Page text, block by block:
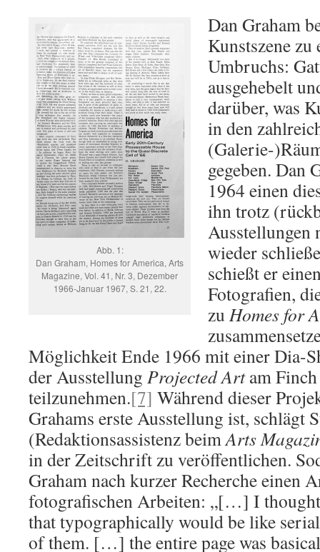
Abb. 1:
Dan Graham, Homes for America, Arts
Magazine, Vol. 41, Nr. 3, Dezember
1966-Januar 1967, S. 21, 22.
Dan Graham
Kunstszene
Umbruchs:
ausgehebelt
darüber, was
in den
(Galerie-
gegeben. Dan
1964 einen
ihn trotz
Ausstellungen
wieder
schießt er
Fotografien,
zu Homes for
Möglichkeit Ende 1966 mit einer Dia-
der Ausstellung Projected Artam
teilzunehmen.[7] Während dieser
Grahams erste Ausstellung ist, schlägt
(Redaktionsassistenz beimArts
in der Zeitschrift zu veröffentlichen.
Graham nach kurzer Recherche einen
fotografischen Arbeiten: „[…] I
that typographically would be like
of them. […] the entire page was